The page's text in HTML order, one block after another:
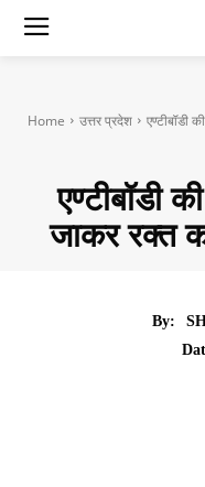
Home उत्तर प्रदेश एण्टीबॉडी
एण्टीबॉडी
जाकर रक्त
By: